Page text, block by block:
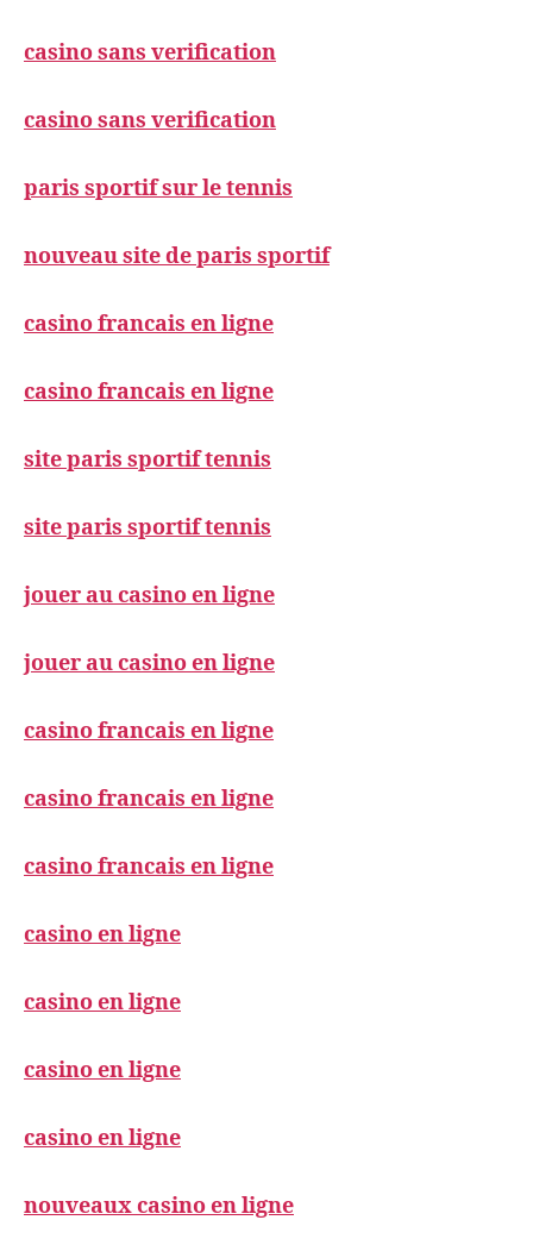
casino sans verification
casino sans verification
paris sportif sur le tennis
nouveau site de paris sportif
casino francais en ligne
casino francais en ligne
site paris sportif tennis
site paris sportif tennis
jouer au casino en ligne
jouer au casino en ligne
casino francais en ligne
casino francais en ligne
casino francais en ligne
casino en ligne
casino en ligne
casino en ligne
casino en ligne
nouveaux casino en ligne